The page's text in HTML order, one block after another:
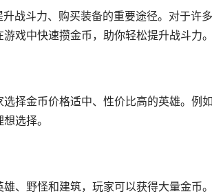
战斗力、购买装备的重要途径。对于许多
戏中快速攒金币，助你轻松提升战斗力。
择金币价格适中、性价比高的英雄。例
选择。
、野怪和建筑，玩家可以获得大量金币。